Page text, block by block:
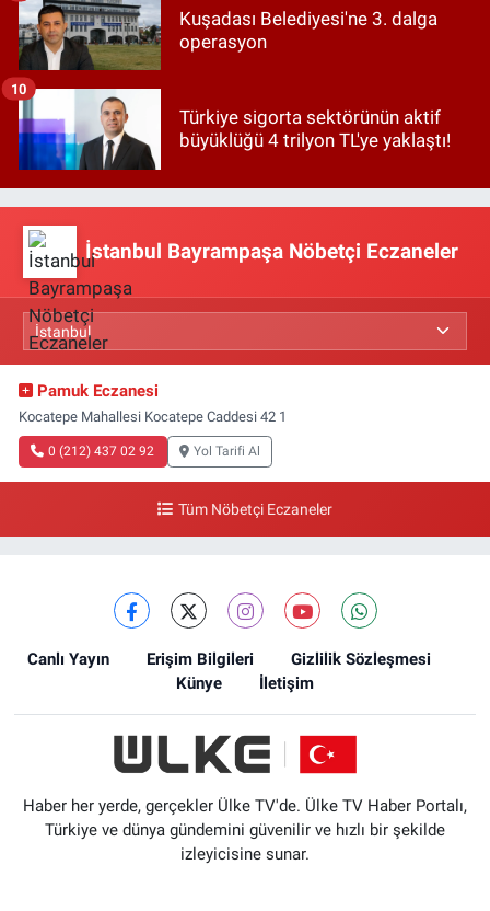
Kuşadası Belediyesi'ne 3. dalga
operasyon
Türkiye sigorta sektörünün aktif
büyüklüğü 4 trilyon TL'ye yaklaştı!
10
İstanbul Bayrampaşa Nöbetçi Eczaneler
Pamuk Eczanesi
Kocatepe Mahallesi Kocatepe Caddesi 42 1
0 (212) 437 02 92 Yol Tarifi Al
Tüm Nöbetçi Eczaneler
Canlı Yayın Erişim Bilgileri
Gizlilik Sözleşmesi
Künye
İletişim
Haber her yerde, gerçekler Ülke TV'de. Ülke TV Haber Portalı,
Türkiye ve dünya gündemini güvenilir ve hızlı bir şekilde
izleyicisine sunar.